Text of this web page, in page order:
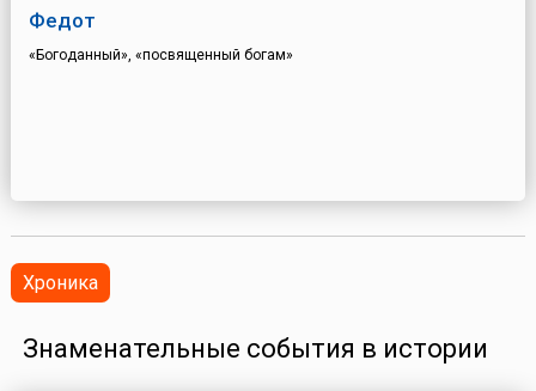
Федот
«Богоданный», «посвященный богам»
Хроника
Знаменательные события в истории